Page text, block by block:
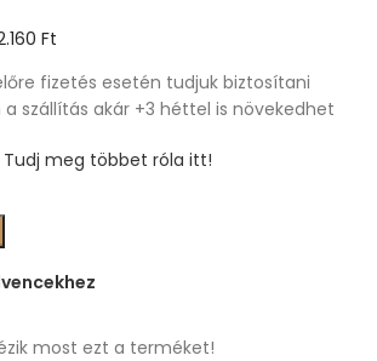
Ft
fizetés esetén tudjuk biztosítani
szállítás akár +3 héttel is növekedhet
Tudj meg többet róla itt!
most ezt a terméket!